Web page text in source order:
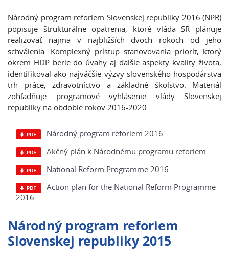
Národný program reforiem Slovenskej republiky 2016 (NPR)
popisuje štrukturálne opatrenia, ktoré vláda SR plánuje
realizovať najmä v najbližších dvoch rokoch od jeho
schválenia. Komplexný prístup stanovovania priorít, ktorý
okrem HDP berie do úvahy aj ďalšie aspekty kvality života,
identifikoval ako najväčšie výzvy slovenského hospodárstva
trh práce, zdravotníctvo a základné školstvo. Materiál
zohľadňuje programové vyhlásenie vlády Slovenskej
republiky na obdobie rokov 2016-2020.
Národný program reforiem 2016
Akčný plán k Národnému programu reforiem
National Reform Programme 2016
Action plan for the National Reform Programme
2016
Národný program reforiem
Slovenskej republiky 2015